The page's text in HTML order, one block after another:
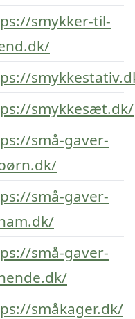
smykker-til-
smykkesæt.dk/
små-gaver-
små-gaver-
små-gaver-
småkager.dk/